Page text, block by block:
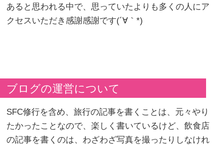
あると思われる中で、思っていたよりも多くの人にア
クセスいただき感謝感謝です(´∀｀*)
ブログの運営について
SFC修行を含め、旅行の記事を書くことは、元々やり
たかったことなので、楽しく書いているけど、飲食店
の記事を書くのは、わざわざ写真を撮ったりしなけれ